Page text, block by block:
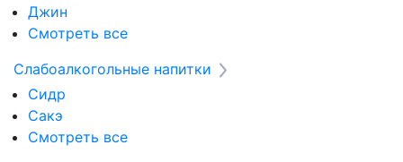
Джин
Смотреть все
Слабоалкогольные напитки
Сидр
Сакэ
Смотреть все